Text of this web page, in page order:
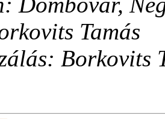
Tamás
Borkovits